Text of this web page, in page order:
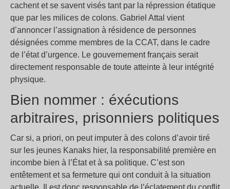
cachent et se savent visés tant par la répression étatique
que par les milices de colons. Gabriel Attal vient
d’annoncer l’assignation à résidence de personnes
désignées comme membres de la CCAT, dans le cadre
de l’état d’urgence. Le gouvernement français serait
directement responsable de toute atteinte à leur intégrité
physique.
Bien nommer : éxécutions
arbitraires, prisonniers politiques
Car si, a priori, on peut imputer à des colons d’avoir tiré
sur les jeunes Kanaks hier, la responsabilité première en
incombe bien à l’État et à sa politique. C’est son
entêtement et sa fermeture qui ont conduit à la situation